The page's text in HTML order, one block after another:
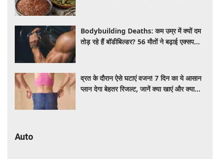
Bodybuilding Deaths: कम उम्र में क्यों दम
तोड़ रहे हैं बॉडीबिल्डर? 56 मौतों ने बढ़ाई एक्सपर्ट्स
व्रत के दौरान ऐसे घटाएं वजन! 7 दिन का ये आसान
प्लान देगा बेहतर रिजल्ट, जानें क्या खाएं और क्या
Auto